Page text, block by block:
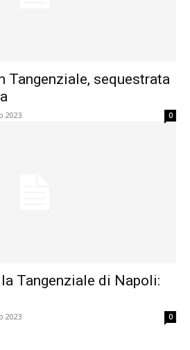
Tangenziale, sequestrata
2023 0
Tangenziale di Napoli:
2023 0